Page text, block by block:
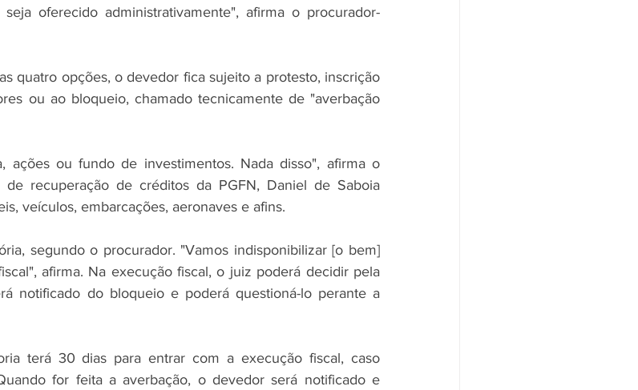
oferecido administrativamente", afirma o procurador-
quatro opções, o devedor fica sujeito a protesto, inscrição
ou ao bloqueio, chamado tecnicamente de "averbação
ações ou fundo de investimentos. Nada disso", afirma o
de recuperação de créditos da PGFN, Daniel de Saboia
veículos, embarcações, aeronaves e afins.
segundo o procurador. "Vamos indisponibilizar [o bem]
afirma. Na execução fiscal, o juiz poderá decidir pela
notificado do bloqueio e poderá questioná-lo perante a
terá 30 dias para entrar com a execução fiscal, caso
for feita a averbação, o devedor será notificado e